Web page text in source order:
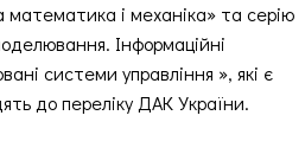
і механіка» та серію
Інформаційні
системи управління », які є
до переліку ДАК України.